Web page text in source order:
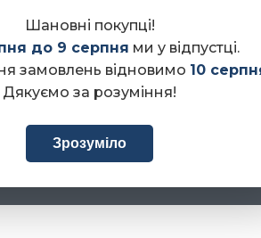
Шановні покупці!
до 9 серпня ми у відпустці.
замовлень відновимо 10
Дякуємо за розуміння!
Зрозуміло